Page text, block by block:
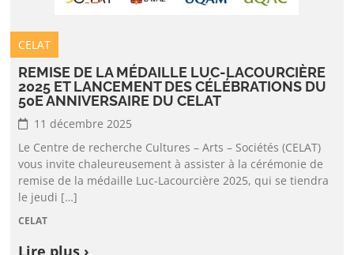
CELAT
REMISE DE LA MÉDAILLE LUC-LACOURCIÈRE
2025 ET LANCEMENT DES CÉLÉBRATIONS DU
50E ANNIVERSAIRE DU CELAT
11 décembre 2025
Le Centre de recherche Cultures – Arts – Sociétés (CELAT)
vous invite chaleureusement à assister à la cérémonie de
remise de la médaille Luc-Lacourcière 2025, qui se tiendra
le jeudi […]
CELAT
Lire plus ›